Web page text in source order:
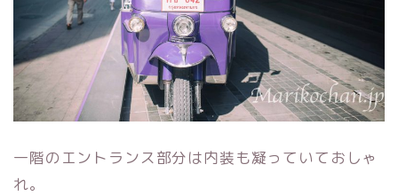
一階のエントランス部分は内装も凝っていておしゃ
れ。